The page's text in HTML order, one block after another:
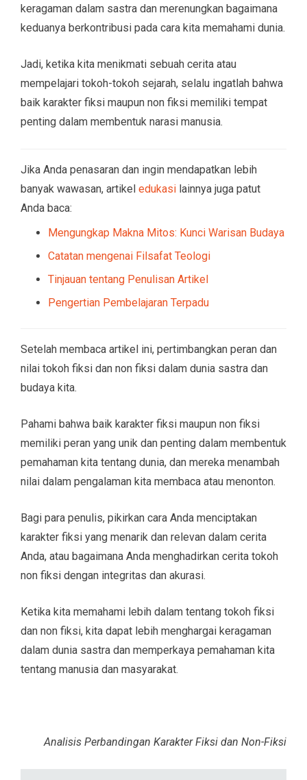
keragaman dalam sastra dan merenungkan bagaimana
keduanya berkontribusi pada cara kita memahami dunia.
Jadi, ketika kita menikmati sebuah cerita atau
mempelajari tokoh-tokoh sejarah, selalu ingatlah bahwa
baik karakter fiksi maupun non fiksi memiliki tempat
penting dalam membentuk narasi manusia.
Jika Anda penasaran dan ingin mendapatkan lebih
banyak wawasan, artikel edukasi lainnya juga patut
Anda baca:
Mengungkap Makna Mitos: Kunci Warisan Budaya
Catatan mengenai Filsafat Teologi
Tinjauan tentang Penulisan Artikel
Pengertian Pembelajaran Terpadu
Setelah membaca artikel ini, pertimbangkan peran dan
nilai tokoh fiksi dan non fiksi dalam dunia sastra dan
budaya kita.
Pahami bahwa baik karakter fiksi maupun non fiksi
memiliki peran yang unik dan penting dalam membentuk
pemahaman kita tentang dunia, dan mereka menambah
nilai dalam pengalaman kita membaca atau menonton.
Bagi para penulis, pikirkan cara Anda menciptakan
karakter fiksi yang menarik dan relevan dalam cerita
Anda, atau bagaimana Anda menghadirkan cerita tokoh
non fiksi dengan integritas dan akurasi.
Ketika kita memahami lebih dalam tentang tokoh fiksi
dan non fiksi, kita dapat lebih menghargai keragaman
dalam dunia sastra dan memperkaya pemahaman kita
tentang manusia dan masyarakat.
Analisis Perbandingan Karakter Fiksi dan Non-Fiksi